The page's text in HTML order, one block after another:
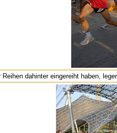
dahinter eingereiht haben,